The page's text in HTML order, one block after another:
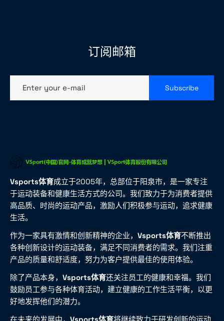
订阅邮箱
Enter your e-mail Subscribe
Vsports体育成立于2005年，总部位于阳泉市，是一家专注
于运动装备和健康生活方式的公司。我们致力于为消费者提供
高品质、时尚的运动产品，激励人们积极参与运动，追求健康
生活。
作为一家具有激情和创新精神的企业， Vsports体育不断推出
各种创新设计的运动装备，满足不同消费者的需求。我们注重
产品的质量和舒适度，努力为客户提供最佳的使用体验。
除了产品本身， Vsports体育还关注员工的健康和幸福。我们
鼓励员工参与各种体育活动，建立健康的工作生活平衡，以更
好地发挥他们的潜力。